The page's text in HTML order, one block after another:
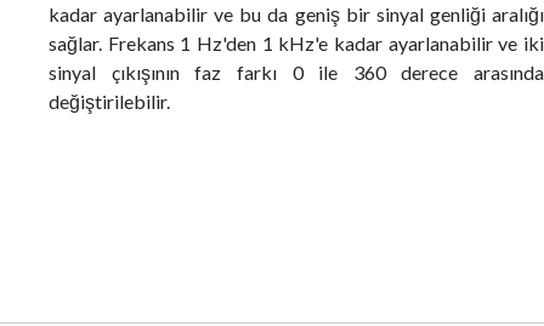
kadar ayarlanabilir ve bu da geniş bir sinyal genliği aralığı
sağlar. Frekans 1 Hz'den 1 kHz'e kadar ayarlanabilir ve iki
sinyal çıkışının faz farkı 0 ile 360 derece arasında
değiştirilebilir.